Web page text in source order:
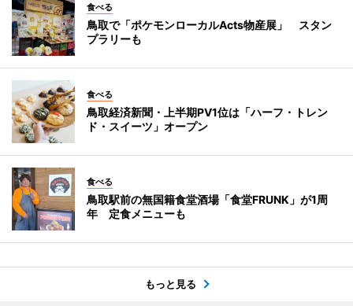
食べる
鳥取で「ポケモンローカルActs物産展」 スタン
プラリーも
食べる
鳥取経済新聞・上半期PV1位は「ハーフ・トレン
ド・スイーツ」オープン
食べる
鳥取駅前の無国籍食堂酒場「食堂FRUNK」が1周
年 定食メニューも
もっと見る